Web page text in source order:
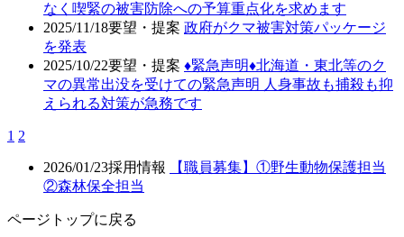
なく喫緊の被害防除への予算重点化を求めます
2025/11/18要望・提案 政府がクマ被害対策パッケージ
を発表
2025/10/22要望・提案 ♦️緊急声明♦️北海道・東北等のク
マの異常出没を受けての緊急声明 人身事故も捕殺も抑
えられる対策が急務です
1 2
2026/01/23採用情報
【職員募集】①野生動物保護担当
②森林保全担当
ページトップに戻る